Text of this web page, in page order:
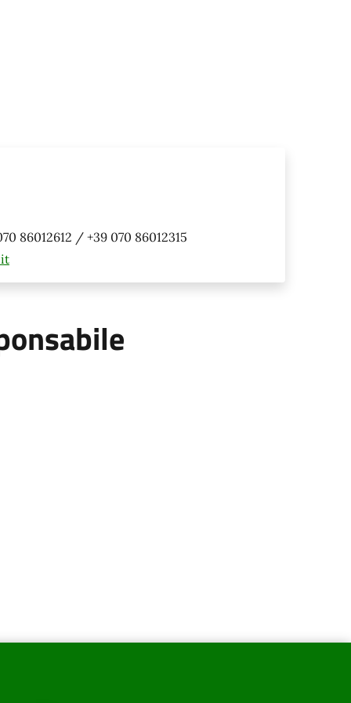
86012612 / +39 070 86012315